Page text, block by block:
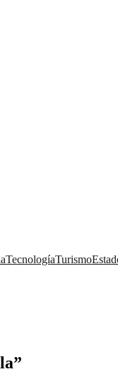
TecnologíaTurismo